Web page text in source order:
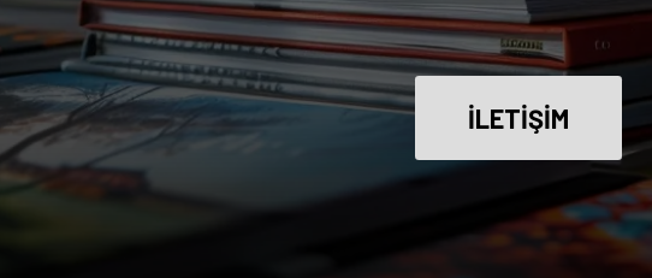
İLETİŞİM